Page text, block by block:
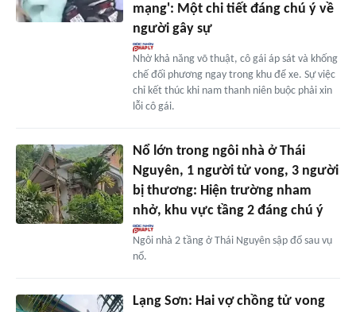
mạng': Một chi tiết đáng chú ý về
người gây sự
Nhờ khả năng võ thuật, cô gái áp sát và khống
chế đối phương ngay trong khu để xe. Sự việc
chỉ kết thúc khi nam thanh niên buộc phải xin
lỗi cô gái.
Nổ lớn trong ngôi nhà ở Thái
Nguyên, 1 người tử vong, 3 người
bị thương: Hiện trường nham
nhở, khu vực tầng 2 đáng chú ý
Ngôi nhà 2 tầng ở Thái Nguyên sập đổ sau vụ
nổ.
Lạng Sơn: Hai vợ chồng tử vong